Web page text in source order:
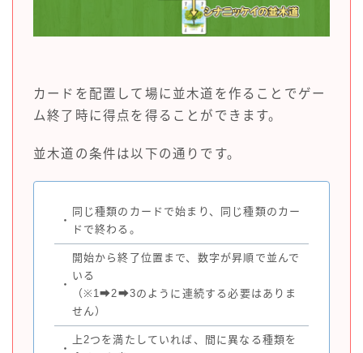
カードを配置して場に並木道を作ることでゲー
ム終了時に得点を得ることができます。
並木道の条件は以下の通りです。
・
同じ種類のカードで始まり、同じ種類のカー
ドで終わる。
・
開始から終了位置まで、数字が昇順で並んで
いる
（※1➡2➡3のように連続する必要はありま
せん）
・
上2つを満たしていれば、間に異なる種類を